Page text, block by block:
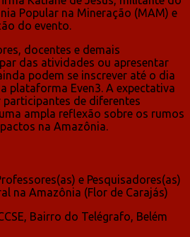
Popular na Mineração (MAM) e
do evento.
docentes e demais
das atividades ou apresentar
podem se inscrever até o dia
plataforma Even3. A expectativa
de diferentes
ampla reflexão sobre os rumos
na Amazônia.
e Pesquisadores(as)
na Amazônia (Flor de Carajás)
Bairro do Telégrafo, Belém